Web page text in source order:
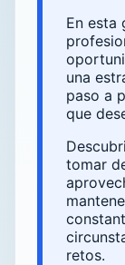
En esta
una
paso a
que
tomar
retos.